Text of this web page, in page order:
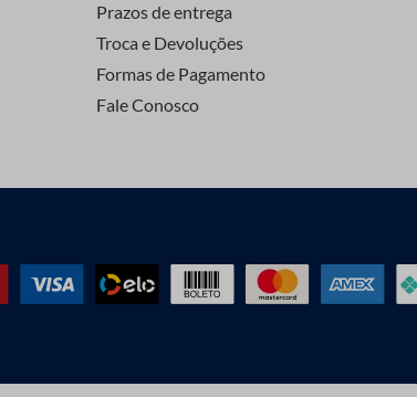
Prazos de entrega
Troca e Devoluções
Formas de Pagamento
Fale Conosco